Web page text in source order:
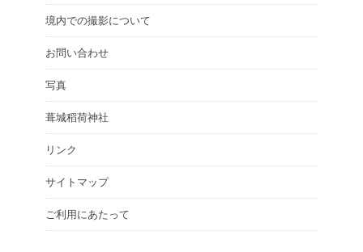
境内での撮影について
お問い合わせ
写真
葺城稻荷神社
リンク
サイトマップ
ご利用にあたって